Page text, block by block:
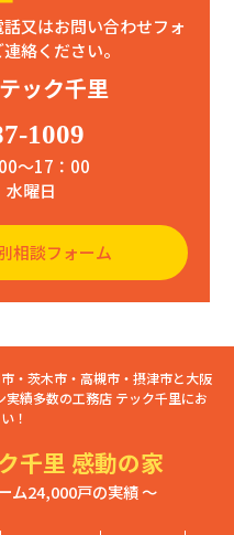
又はお問い合わせフォ
絡ください。
ック千里
1009
00〜17：00
水曜日
相談フォーム
・茨木市・高槻市・摂津市と大阪
績多数の工務店 テック千里にお
！
千里 感動の家
ム24,000戸の実績 ～